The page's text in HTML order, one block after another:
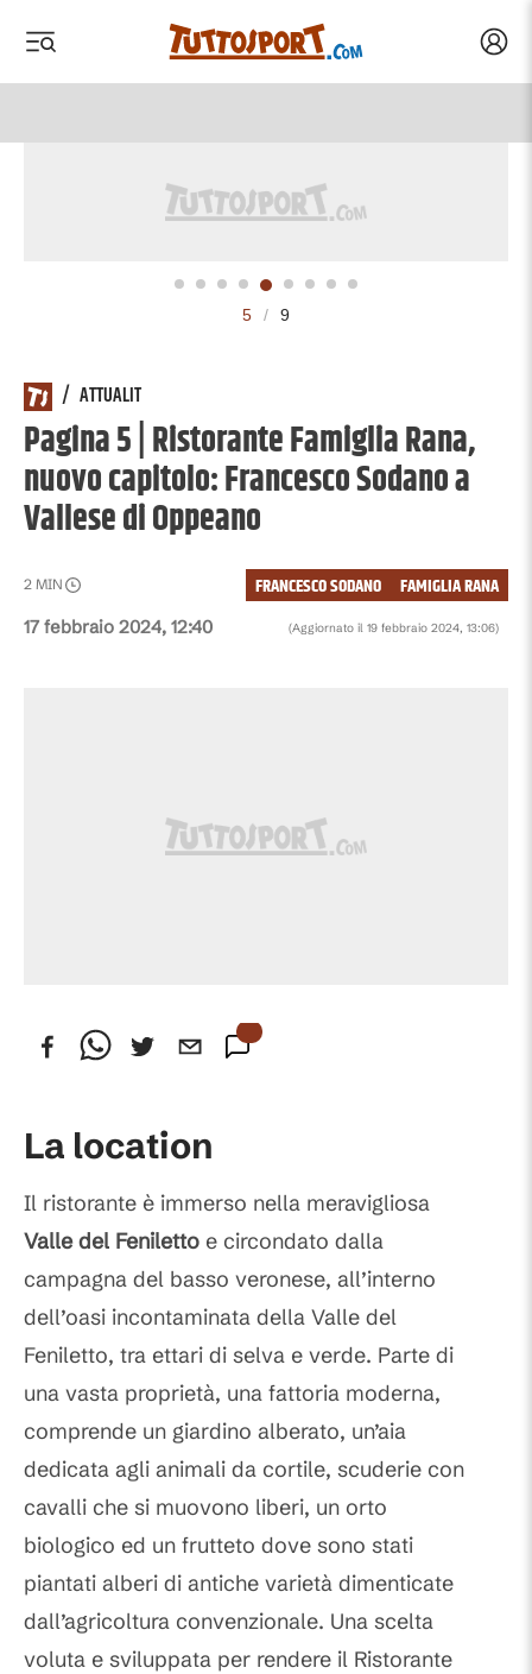
5 / 9
/ ATTUALIT
Pagina 5 | Ristorante Famiglia Rana,
nuovo capitolo: Francesco Sodano a
Vallese di Oppeano
17 febbraio 2024, 12:40 (Aggiornato il 19 febbraio 2024, 13:06)
2 MIN FAMIGLIA RANA
FRANCESCO SODANO
La location
Il ristorante è immerso nella meravigliosa
Valle del Feniletto e circondato dalla
campagna del basso veronese, all’interno
dell’oasi incontaminata della Valle del
Feniletto, tra ettari di selva e verde. Parte di
una vasta proprietà, una fattoria moderna,
comprende un giardino alberato, un’aia
dedicata agli animali da cortile, scuderie con
cavalli che si muovono liberi, un orto
biologico ed un frutteto dove sono stati
piantati alberi di antiche varietà dimenticate
dall’agricoltura convenzionale. Una scelta
voluta e sviluppata per rendere il Ristorante